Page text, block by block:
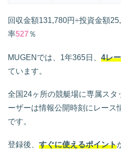
回収金額131,780円÷投資金額
率527％
MUGENでは、1年365日、 4レ
ています。
全国24ヶ所の競艇場に専属スタ
ーザーは情報公開時刻にレース
です。
登録後、 すぐに使えるポイント